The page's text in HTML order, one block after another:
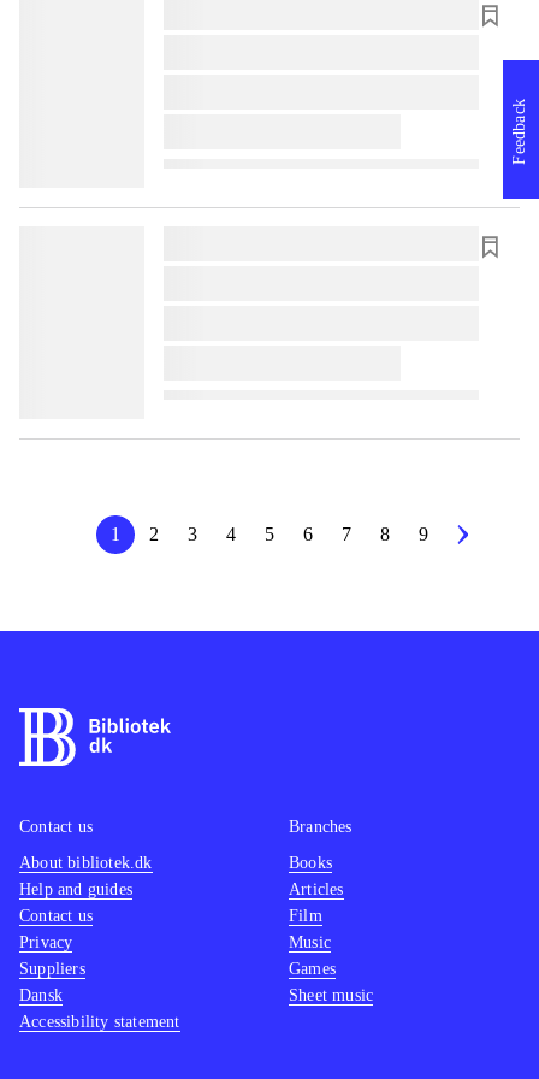
lorem ipsum dolor sit amet ...
lorem ipsum dolor sit amet ...
lorem ipsum dolor sit amet ...
lorem ipsum dolor sit amet ...
1 2 3 4 5 6 7 8 9
Feedback
Contact us
About bibliotek.dk
Help and guides
Contact us
Privacy
Suppliers
Dansk
Accessibility statement
Branches
Books
Articles
Film
Music
Games
Sheet music